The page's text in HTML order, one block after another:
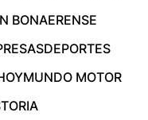
BONAERENSE
DEPORTES
MUNDO MOTOR